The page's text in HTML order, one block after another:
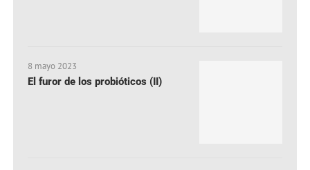
8 mayo 2023
El furor de los probióticos (II)